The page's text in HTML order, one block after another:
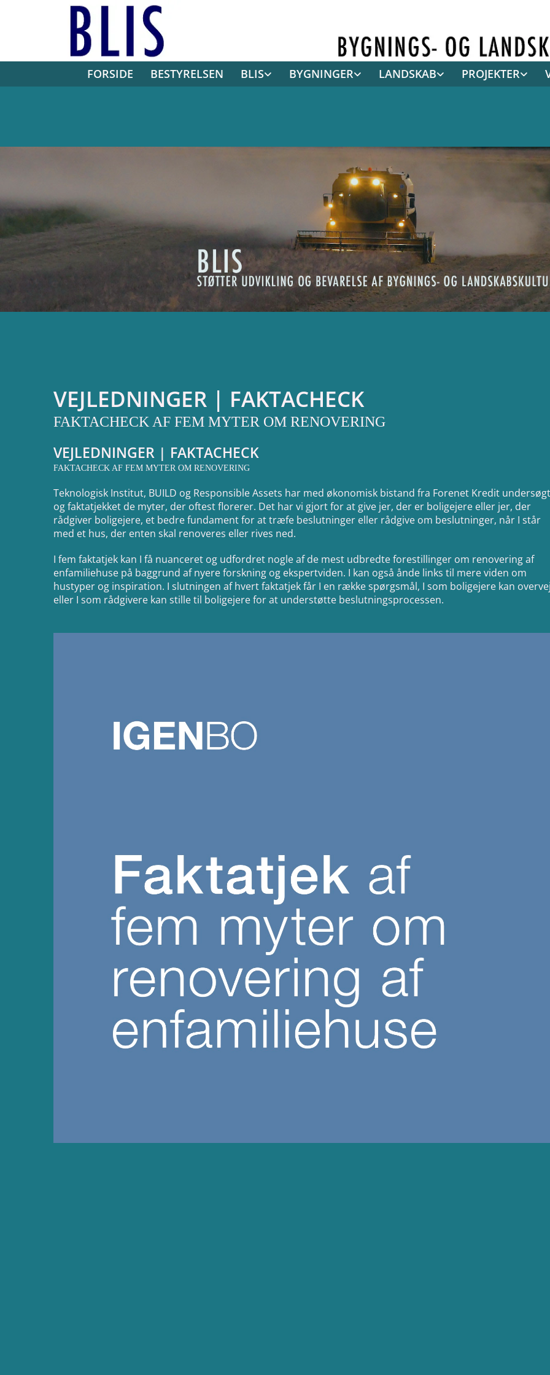
FORSIDE BESTYRELSEN BLIS BYGNINGER LANDSKAB PROJEKTER
VEJLEDNINGER | FAKTACHECK
FAKTACHECK AF FEM MYTER OM RENOVERING
VEJLEDNINGER | FAKTACHECK
FAKTACHECK AF FEM MYTER OM RENOVERING
Teknologisk Institut, BUILD og Responsible Assets har med økonomisk bistand fra Forenet Kredit undersøgt
og faktatjekket de myter, der oftest florerer. Det har vi gjort for at give jer, der er boligejere eller jer, der
rådgiver boligejere, et bedre fundament for at træfe beslutninger eller rådgive om beslutninger, når I står
med et hus, der enten skal renoveres eller rives ned.
I fem faktatjek kan I få nuanceret og udfordret nogle af de mest udbredte forestillinger om renovering af
enfamiliehuse på baggrund af nyere forskning og ekspertviden. I kan også ånde links til mere viden om
hustyper og inspiration. I slutningen af hvert faktatjek får I en række spørgsmål, I som boligejere kan
eller I som rådgivere kan stille til boligejere for at understøtte beslutningsprocessen.